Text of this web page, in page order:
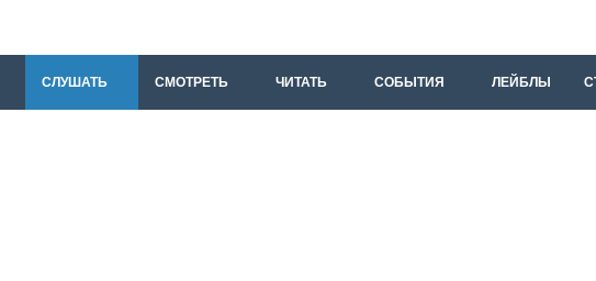
СЛУШАТЬ СМОТРЕТЬ ЧИТАТЬ СОБЫТИЯ ЛЕЙБЛЫ